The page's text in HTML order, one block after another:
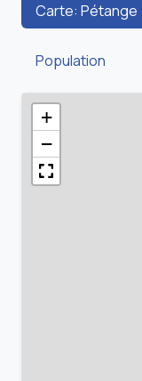
Carte: Pétange
Population
+
−